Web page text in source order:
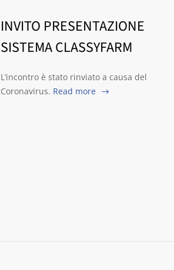
INVITO PRESENTAZIONE
SISTEMA CLASSYFARM
L’incontro è stato rinviato a causa del
Coronavirus. Read more